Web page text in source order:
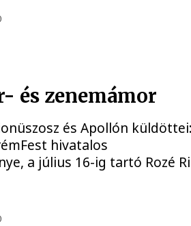
és zenemámor
és Apollón
hivatalos
a július 16-ig tartó Rozé